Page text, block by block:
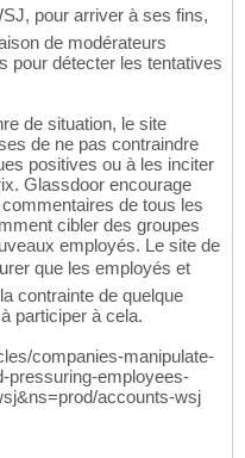
pour arriver à ses fins,
de modérateurs
pour détecter les tentatives
de situation, le site
de ne pas contraindre
positives ou à les inciter
Glassdoor encourage
de tous les
cibler des groupes
employés. Le site de
que les employés et
contrainte de quelque
participer à cela.
companies-manipulate-
pressuring-employees-
accounts-wsj